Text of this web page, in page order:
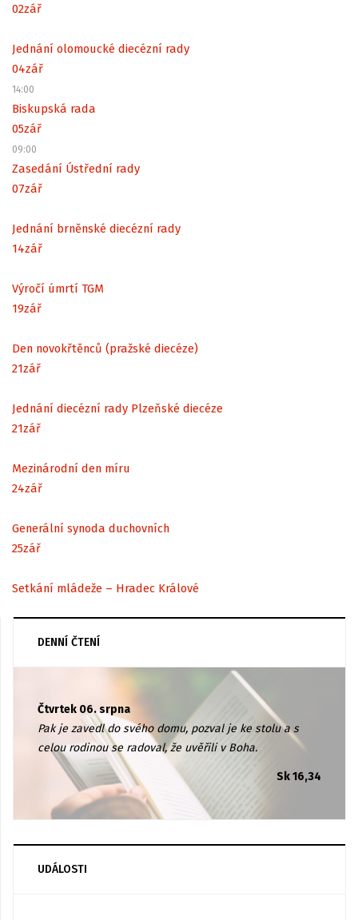
02zář
Jednání olomoucké diecézní rady
04zář
14:00
Biskupská rada
05zář
09:00
Zasedání Ústřední rady
07zář
Jednání brněnské diecézní rady
14zář
Výročí úmrtí TGM
19zář
Den novokřtěnců (pražské diecéze)
21zář
Jednání diecézní rady Plzeňské diecéze
21zář
Mezinárodní den míru
24zář
Generální synoda duchovních
25zář
Setkání mládeže – Hradec Králové
DENNÍ ČTENÍ
Čtvrtek 06. srpna
Pak je zavedl do svého domu, pozval je ke stolu a s
celou rodinou se radoval, že uvěřili v Boha.
Sk 16,34
UDÁLOSTI